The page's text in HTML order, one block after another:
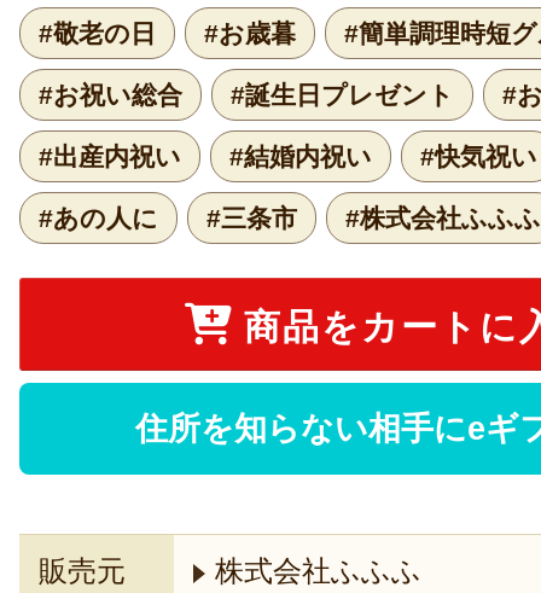
#敬老の日 #お歳暮 #簡単調理時短
#お祝い総合 #誕生日プレゼント #
#出産内祝い #結婚内祝い #快気祝い
#あの人に #三条市 #株式会社ふふふ
商品をカートに
住所を知らない相手にeギ
販売元 株式会社ふふふ